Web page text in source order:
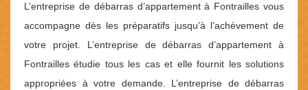
L’entreprise de débarras d’appartement à Fontrailles vous
accompagne dès les préparatifs jusqu’à l’achèvement de
votre projet. L’entreprise de débarras d’appartement à
Fontrailles étudie tous les cas et elle fournit les solutions
appropriées à votre demande. L’entreprise de débarras